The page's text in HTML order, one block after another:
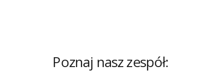
Poznaj nasz zespół: